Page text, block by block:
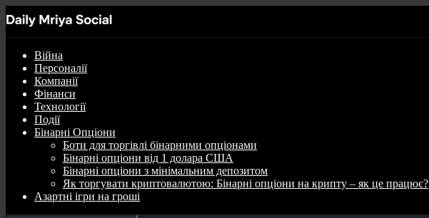
Війна
Персоналії
Компанії
Фінанси
Технології
Події
Бінарні Опціони
Боти для торгівлі бінарними опціонами
Бінарні опціони від 1 долара США
Бінарні опціони з мінімальним депозитом
Як торгувати криптовалютою: Бінарні опціони на крипту – як це працює?
Азартні ігри на гроші